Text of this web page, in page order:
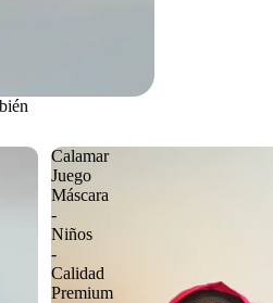
Calamar
Juego
Máscara
-
Niños
-
Calidad
Premium